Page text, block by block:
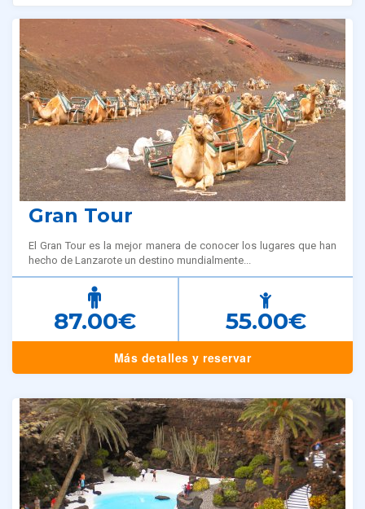
Tours relacionados
Gran Tour
El Gran Tour es la mejor manera de conocer los lugares que han
hecho de Lanzarote un destino mundialmente...
87.00€ 55.00€
Más detalles y reservar